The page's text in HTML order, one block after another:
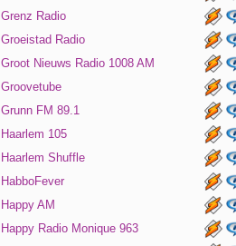
Grenz Radio
Groeistad Radio
Groot Nieuws Radio 1008 AM
Groovetube
Grunn FM 89.1
Haarlem 105
Haarlem Shuffle
HabboFever
Happy AM
Happy Radio Monique 963